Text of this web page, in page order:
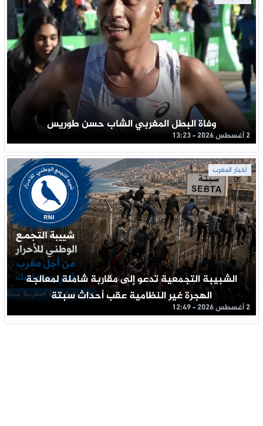
وفاة البطل المغربي الشاب حسن طوريس
2 أغسطس 2026 - 13:23
أخبار المغرب
الشبيبة التجمعية تدعو إلى مقاربة شاملة لمعالجة
الهجرة غير النظامية عقب أحداث سبتة
2 أغسطس 2026 - 12:49